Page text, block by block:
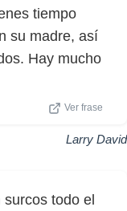
tiempo
su madre, así
Hay mucho
Ver frase
Larry David
todo el